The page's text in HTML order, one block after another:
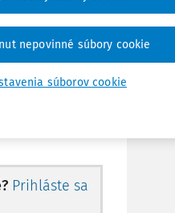
častí
zákona.
posudzovaná
vo vzťahu ku
Prihláste sa
súborov cookie
nepovinné súbory cookie